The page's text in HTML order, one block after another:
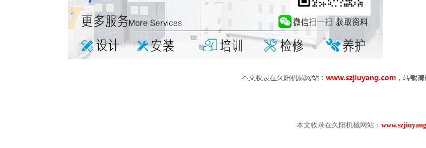
本文收录在久阳机械网站：